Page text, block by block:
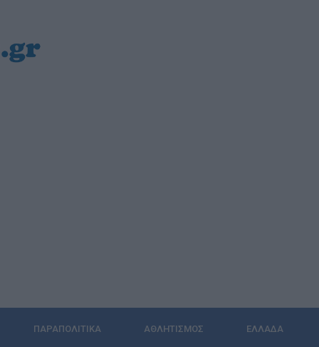
ΠΑΡΑΠΟΛΙΤΙΚΆ ΑΘΛΗΤΙΣΜΌΣ ΕΛΛΆΔΑ